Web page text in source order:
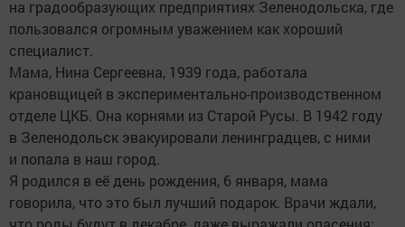
на градообразующих предприятиях Зеленодольска, где
пользовался огромным уважением как хороший
специалист.
Мама, Нина Сергеевна, 1939 года, работала
крановщицей в экспериментально-производственном
отделе ЦКБ. Она корнями из Старой Русы. В 1942 году
в Зеленодольск эвакуировали ленинградцев, с ними
и попала в наш город.
Я родился в её день рождения, 6 января, мама
говорила, что это был лучший подарок. Врачи ждали,